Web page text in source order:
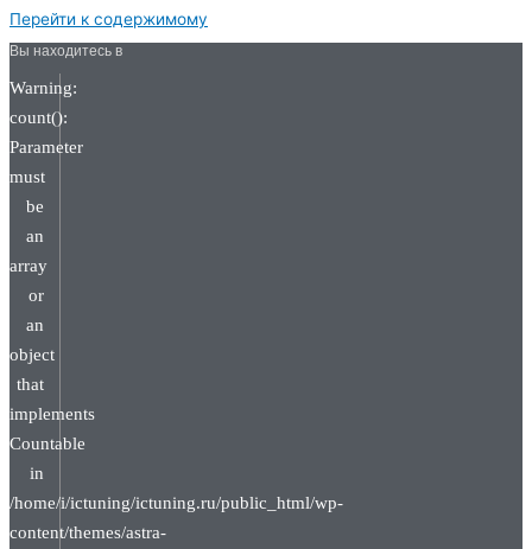
Перейти к содержимому
Вы находитесь в
Warning:
count():
Parameter
must
be
an
array
or
an
object
that
implements
Countable
in
/home/i/ictuning/ictuning.ru/public_html/wp-
content/themes/astra-